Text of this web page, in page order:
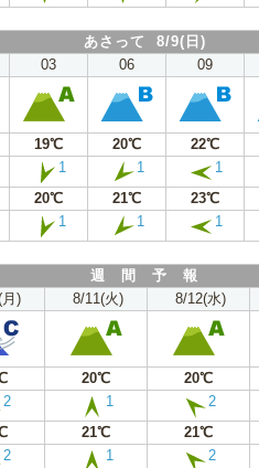
あさって 8/9(日)
03 06 09
19℃ 20℃ 22℃
1 1 1
20℃ 21℃ 23℃
1 1 1
週 間 予 報
) 8/11(火) 8/12(水)
20℃ 20℃
2 1 2
21℃ 21℃
2 1 2